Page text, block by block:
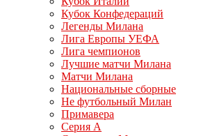
Кубок Конфедераций
Легенды Милана
Лига Европы УЕФА
Лига чемпионов
Лучшие матчи Милана
Матчи Милана
Национальные сборные
Не футбольный Милан
Примавера
Серия А